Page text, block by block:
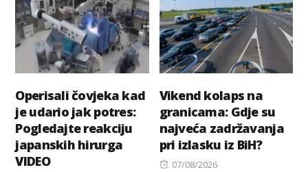
Operisali čovjeka kad
je udario jak potres:
Pogledajte reakciju
japanskih hirurga
VIDEO
Vikend kolaps na
granicama: Gdje su
najveća zadržavanja
pri izlasku iz BiH?
Posted
07/08/2026